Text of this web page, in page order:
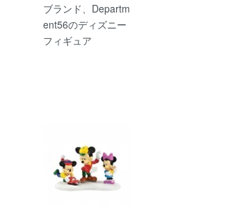
ブランド、Departm
ent56のディズニー
フィギュア